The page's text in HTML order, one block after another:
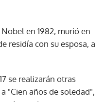
en 1982, murió en
residía con su esposa, a
se realizarán otras
"Cien años de soledad",